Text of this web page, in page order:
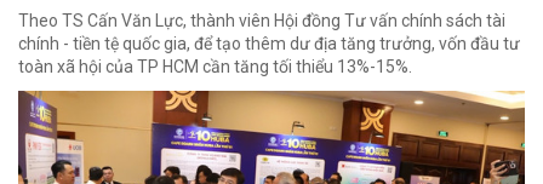
Theo TS Cấn Văn Lực, thành viên Hội đồng Tư vấn chính sách tài
chính - tiền tệ quốc gia, để tạo thêm dư địa tăng trưởng, vốn đầu tư
toàn xã hội của TP HCM cần tăng tối thiểu 13%-15%.